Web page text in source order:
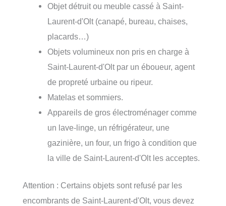
Objet détruit ou meuble cassé à Saint-
Laurent-d'Olt (canapé, bureau, chaises,
placards…)
Objets volumineux non pris en charge à
Saint-Laurent-d'Olt par un éboueur, agent
de propreté urbaine ou ripeur.
Matelas et sommiers.
Appareils de gros électroménager comme
un lave-linge, un réfrigérateur, une
gazinière, un four, un frigo à condition que
la ville de Saint-Laurent-d'Olt les acceptes.
Attention : Certains objets sont refusé par les
encombrants de Saint-Laurent-d'Olt, vous devez